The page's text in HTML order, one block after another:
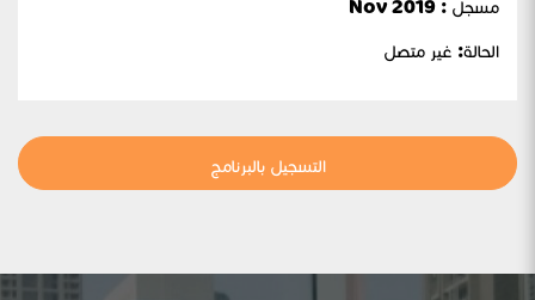
مسجل : Nov 2019
الحالة: غير متصل
التسجيل بالبرنامج